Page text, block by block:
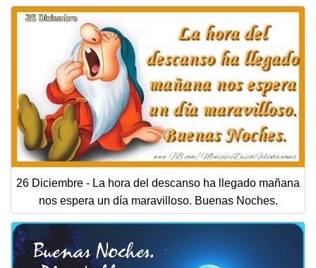
26 Diciembre - La hora del descanso ha llegado mañana
nos espera un día maravilloso. Buenas Noches.